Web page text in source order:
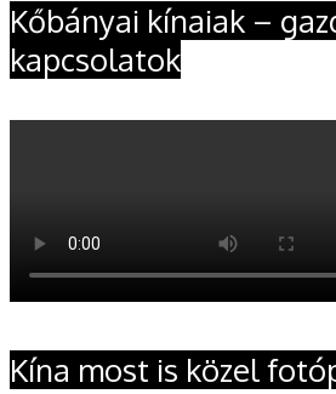
Kőbányai kínaiak –
kapcsolatok
Kína most is közel